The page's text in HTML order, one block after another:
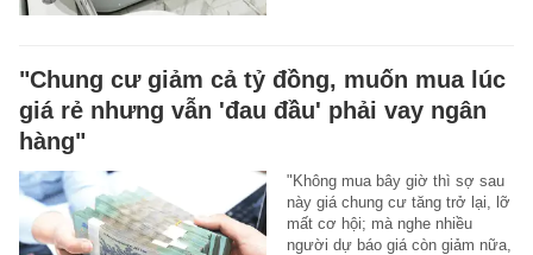
"Chung cư giảm cả tỷ đồng, muốn mua lúc
giá rẻ nhưng vẫn 'đau đầu' phải vay ngân
hàng"
"Không mua bây giờ thì sợ sau
này giá chung cư tăng trở lại, lỡ
mất cơ hội; mà nghe nhiều
người dự báo giá còn giảm nữa,